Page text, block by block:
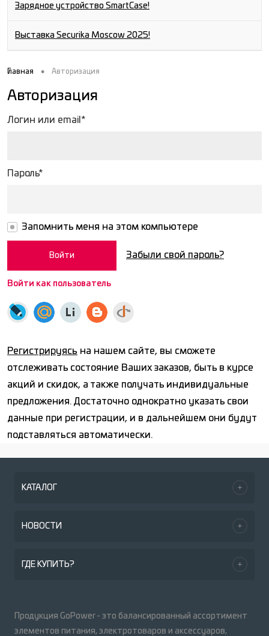
Зарядное устройство SmartCase!
Выставка Securika Moscow 2025!
Главная • Авторизация
Авторизация
Логин или email*
Пароль*
Запомнить меня на этом компьютере
Забыли свой пароль?
Войти как пользователь
Регистрируясь на нашем сайте, вы сможете
отслеживать состояние Ваших заказов, быть в курсе
акций и скидок, а также получать индивидуальные
предложения. Достаточно однократно указать свои
данные при регистрации, и в дальнейшем они будут
подставляться автоматически.
КАТАЛОГ
НОВОСТИ
ГДЕ КУПИТЬ?
Продукция GoPower - это балансированный ассортимент
элементов питания, электротоваров и аксессуаров,